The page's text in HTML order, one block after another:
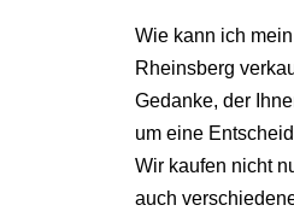
Wie kann ich
Rheinsberg
Gedanke, der
um eine
Wir kaufen nicht
auch